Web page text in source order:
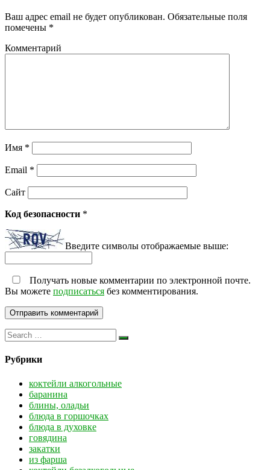
Ваш адрес email не будет опубликован. Обязательные поля
помечены *
Комментарий
Имя *
Email *
Сайт
Код безопасности *
Введите символы отображаемые выше:
Получать новые комментарии по электронной почте.
Вы можете подписаться без комментирования.
Рубрики
коктейли алкогольные
баранина
блины, оладьи
блюда в горшочках
блюда в духовке
говядина
закатки
из фарша